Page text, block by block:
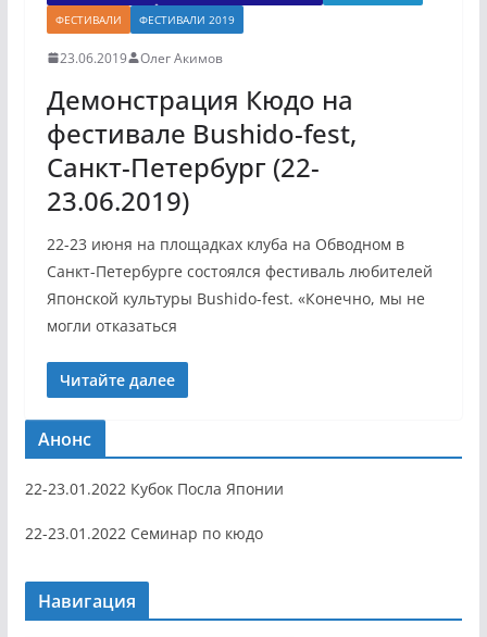
ФЕСТИВАЛИ
ФЕСТИВАЛИ 2019
23.06.2019 Олег Акимов
Демонстрация Кюдо на
фестивале Bushido-fest,
Санкт-Петербург (22-
23.06.2019)
22-23 июня на площадках клуба на Обводном в
Санкт-Петербурге состоялся фестиваль любителей
Японской культуры Bushido-fest. «Конечно, мы не
могли отказаться
Читайте далее
Анонс
22-23.01.2022 Кубок Посла Японии
22-23.01.2022 Семинар по кюдо
Навигация